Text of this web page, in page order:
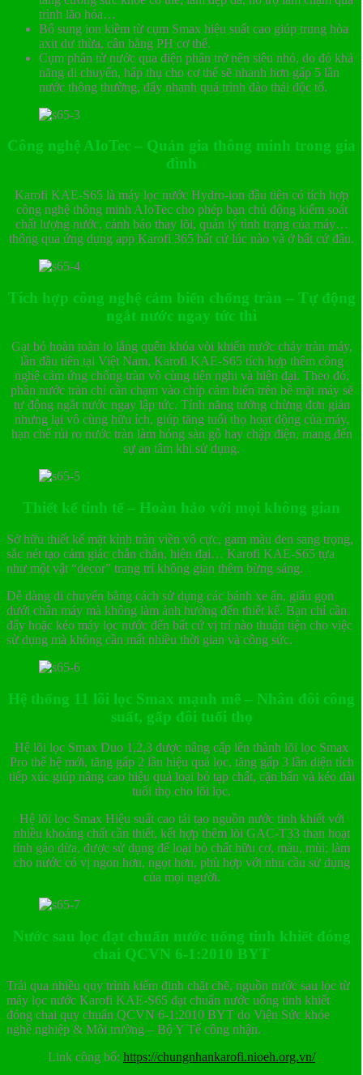
trình lão hóa…
Bổ sung ion kiềm từ cụm Smax hiệu suất cao giúp trung hòa
axit dư thừa, cân bằng PH cơ thể.
Cụm phân tử nước qua điện phân trở nên siêu nhỏ, do đó khả
năng di chuyển, hấp thụ cho cơ thể sẽ nhanh hơn gấp 5 lần
nước thông thường, đẩy nhanh quá trình đào thải độc tố.
Công nghệ AIoTec – Quản gia thông minh trong gia
đình
Karofi KAE-S65 là máy lọc nước Hydro-ion đầu tiên có tích hợp
công nghệ thông minh AIoTec cho phép bạn chủ động kiểm soát
chất lượng nước, cảnh báo thay lõi, quản lý tình trạng của máy…
thông qua ứng dụng app Karofi 365 bất cứ lúc nào và ở bất cứ đâu.
Tích hợp công nghệ cảm biến chống tràn – Tự động
ngắt nước ngay tức thì
Gạt bỏ hoàn toàn lo lắng quên khóa vòi khiến nước chảy tràn máy,
lần đầu tiên tại Việt Nam, Karofi KAE-S65 tích hợp thêm công
nghệ cảm ứng chống tràn vô cùng tiện nghi và hiện đại. Theo đó,
phần nước tràn chỉ cần chạm vào chíp cảm biến trên bề mặt máy sẽ
tự động ngắt nước ngay lập tức. Tính năng tưởng chừng đơn giản
nhưng lại vô cùng hữu ích, giúp tăng tuổi thọ hoạt động của máy,
hạn chế rủi ro nước tràn làm hỏng sàn gỗ hay chập điện, mang đến
sự an tâm khi sử dụng.
Thiết kế tinh tế – Hoàn hảo với mọi không gian
Sở hữu thiết kế mặt kính tràn viền vô cực, gam màu đen sang trọng,
sắc nét tạo cảm giác chắn chắn, hiện đại… Karofi KAE-S65 tựa
như một vật “decor” trang trí không gian thêm bừng sáng.
Dễ dàng di chuyển bằng cách sử dụng các bánh xe ẩn, giấu gọn
dưới chân máy mà không làm ảnh hưởng đến thiết kế. Bạn chỉ cần
đẩy hoặc kéo máy lọc nước đến bất cứ vị trí nào thuận tiện cho việc
sử dụng mà không cần mất nhiều thời gian và công sức.
Hệ thống 11 lõi lọc Smax mạnh mẽ – Nhân đôi công
suất, gấp đôi tuổi thọ
Hệ lõi lọc Smax Duo 1,2,3 được nâng cấp lên thành lõi lọc Smax
Pro thế hệ mới, tăng gấp 2 lần hiệu quả lọc, tăng gấp 3 lần diện tích
tiếp xúc giúp nâng cao hiệu quả loại bỏ tạp chất, cặn bẩn và kéo dài
tuổi thọ cho lõi lọc.
Hệ lõi lọc Smax Hiệu suất cao tái tạo nguồn nước tinh khiết với
nhiều khoáng chất cần thiết, kết hợp thêm lõi GAC-T33 than hoạt
tính gáo dừa, được sử dụng để loại bỏ chất hữu cơ, màu, mùi; làm
cho nước có vị ngon hơn, ngọt hơn, phù hợp với nhu cầu sử dụng
của mọi người.
Nước sau lọc đạt chuẩn nước uống tinh khiết đóng
chai QCVN 6-1:2010 BYT
Trải qua nhiều quy trình kiểm định chặt chẽ, nguồn nước sau lọc từ
máy lọc nước Karofi KAE-S65 đạt chuẩn nước uống tinh khiết
đóng chai quy chuẩn QCVN 6-1:2010 BYT do Viện Sức khỏe
nghề nghiệp & Môi trường – Bộ Y Tế công nhận.
Link công bố: https://chungnhankarofi.nioeh.org.vn/